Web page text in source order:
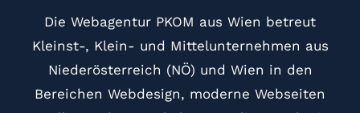
Die Webagentur PKOM aus Wien betreut
Kleinst-, Klein- und Mittelunternehmen aus
Niederösterreich (NÖ) und Wien in den
Bereichen Webdesign, moderne Webseiten